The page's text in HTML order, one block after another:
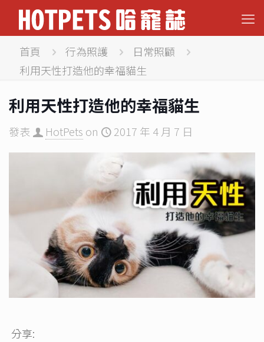
首頁 行為照護
日常照顧
利用天性打造他的幸福貓生
利用天性打造他的幸福貓生
發表 HotPets on 2017 年 4 月 7 日
分享: